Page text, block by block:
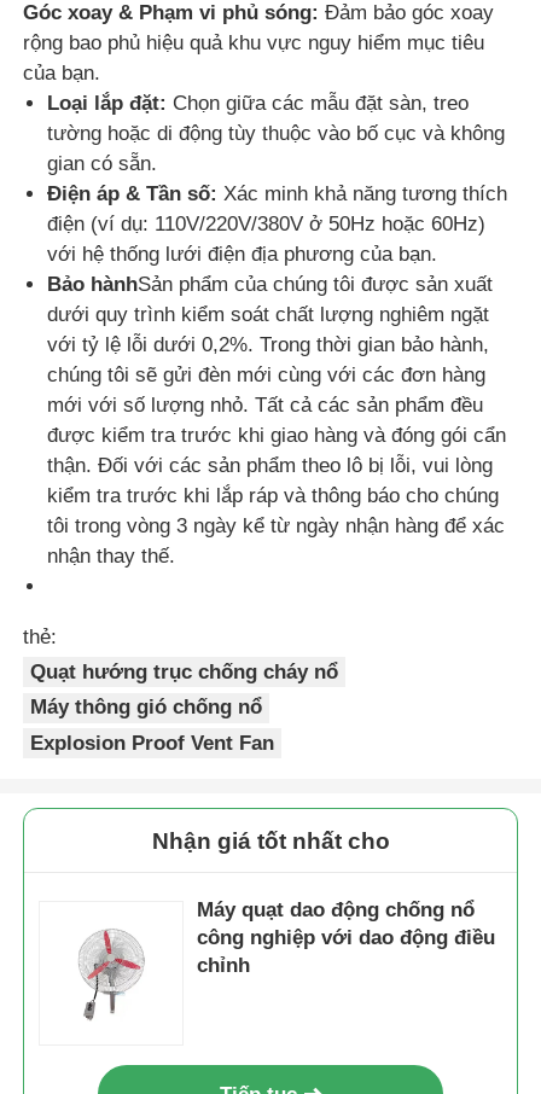
Góc xoay & Phạm vi phủ sóng: Đảm bảo góc xoay
rộng bao phủ hiệu quả khu vực nguy hiểm mục tiêu
của bạn.
Loại lắp đặt: Chọn giữa các mẫu đặt sàn, treo
tường hoặc di động tùy thuộc vào bố cục và không
gian có sẵn.
Điện áp & Tần số: Xác minh khả năng tương thích
điện (ví dụ: 110V/220V/380V ở 50Hz hoặc 60Hz)
với hệ thống lưới điện địa phương của bạn.
Bảo hànhSản phẩm của chúng tôi được sản xuất
dưới quy trình kiểm soát chất lượng nghiêm ngặt
với tỷ lệ lỗi dưới 0,2%. Trong thời gian bảo hành,
chúng tôi sẽ gửi đèn mới cùng với các đơn hàng
mới với số lượng nhỏ. Tất cả các sản phẩm đều
được kiểm tra trước khi giao hàng và đóng gói cẩn
thận. Đối với các sản phẩm theo lô bị lỗi, vui lòng
kiểm tra trước khi lắp ráp và thông báo cho chúng
tôi trong vòng 3 ngày kể từ ngày nhận hàng để xác
nhận thay thế.
thẻ:
Quạt hướng trục chống cháy nổ
Máy thông gió chống nổ
Explosion Proof Vent Fan
Nhận giá tốt nhất cho
Máy quạt dao động chống nổ
công nghiệp với dao động điều
chỉnh